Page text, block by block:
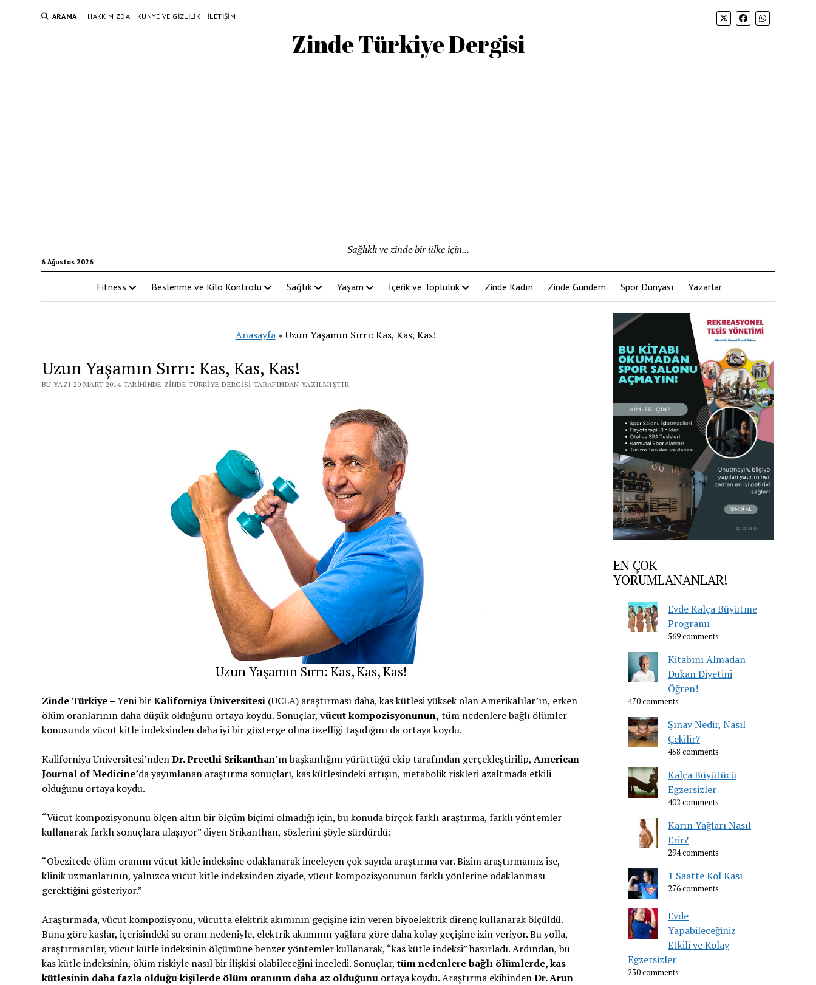
ARAMA HAKKIMIZDA KÜNYE VE GIZLILIK İLETIŞIM
Zinde Türkiye Dergisi
6 Ağustos 2026
Sağlıklı ve zinde bir ülke için...
Fitness Beslenme ve Kilo Kontrolü Sağlık Yaşam İçerik ve Topluluk Zinde Kadın Zinde Gündem Spor Dünyası Yazarlar
Anasayfa»Uzun Yaşamın Sırrı: Kas, Kas, Kas!
Uzun Yaşamın Sırrı: Kas, Kas, Kas!
BU YAZI 20 MART 2014 TARIHINDE ZINDE TÜRKIYE DERGISI TARAFINDAN YAZILMIŞTIR.
Uzun Yaşamın Sırrı: Kas, Kas, Kas!
Zinde Türkiye –Yeni birKaliforniya Üniversitesi(UCLA) araştırması daha, kas kütlesi yüksek olan Amerikalılar’ın, erken
ölüm oranlarının daha düşük olduğunu ortaya koydu. Sonuçlar,vücut kompozisyonunun, tüm nedenlere bağlı ölümler
konusunda vücut kitle indeksinden daha iyi bir gösterge olma özelliği taşıdığını da ortaya koydu.
Kaliforniya Üniversitesi’ndenDr. Preethi Srikanthan’ın başkanlığını yürüttüğü ekip tarafından gerçekleştirilip, American
Journal of Medicine’da yayımlanan araştırma sonuçları, kas kütlesindeki artışın, metabolik riskleri azaltmada etkili
olduğunu ortaya koydu.
“Vücut kompozisyonunu ölçen altın bir ölçüm biçimi olmadığı için, bu konuda birçok farklı araştırma, farklı yöntemler
kullanarak farklı sonuçlara ulaşıyor” diyen Srikanthan, sözlerini şöyle sürdürdü:
“Obezitede ölüm oranını vücut kitle indeksine odaklanarak inceleyen çok sayıda araştırma var. Bizim araştırmamız ise,
klinik uzmanlarının, yalnızca vücut kitle indeksinden ziyade, vücut kompozisyonunun farklı yönlerine odaklanması
gerektiğini gösteriyor.”
Araştırmada, vücut kompozisyonu, vücutta elektrik akımının geçişine izin veren biyoelektrik direnç kullanarak ölçüldü.
Buna göre kaslar, içerisindeki su oranı nedeniyle, elektrik akımının yağlara göre daha kolay geçişine izin veriyor. Bu yolla,
araştırmacılar, vücut kütle indeksinin ölçümüne benzer yöntemler kullanarak, “kas kütle indeksi” hazırladı. Ardından, bu
kas kütle indeksinin, ölüm riskiyle nasıl bir ilişkisi olabileceğini inceledi. Sonuçlar,tüm nedenlere bağlı ölümlerde, kas
kütlesinin daha fazla olduğu kişilerde ölüm oranının daha az olduğunuortaya koydu. Araştırma ekibindenDr. Arun
EN ÇOK
YORUMLANANLAR!
Evde Kalça Büyütme
Programı
569 comments
Kitabını Almadan
Dukan Diyetini
Öğren!
470 comments
Şınav Nedir, Nasıl
Çekilir?
458 comments
Kalça Büyütücü
Egzersizler
402 comments
Karın Yağları Nasıl
Erir?
294 comments
1 Saatte Kol Kası
276 comments
Evde
Yapabileceğiniz
Etkili ve Kolay
Egzersizler
230 comments